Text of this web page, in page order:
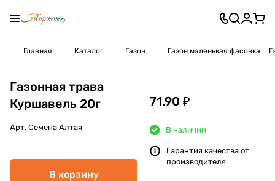
Главная Каталог Газон Газон маленькая фасовка
Газонная трава
Куршавель 20г
Арт. Семена Алтая
В корзину
71.90 ₽
В наличии
Гарантия качества от
производителя